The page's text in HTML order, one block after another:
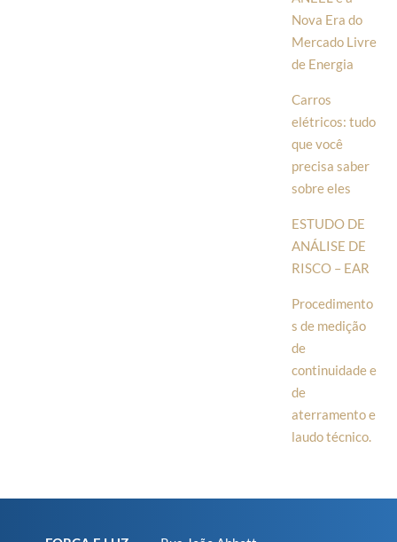
Nova Era do
Mercado Livre
de Energia
Carros
elétricos: tudo
que você
precisa saber
sobre eles
ESTUDO DE
ANÁLISE DE
RISCO – EAR
Procedimento
s de medição
de
continuidade e
de
aterramento e
laudo técnico.